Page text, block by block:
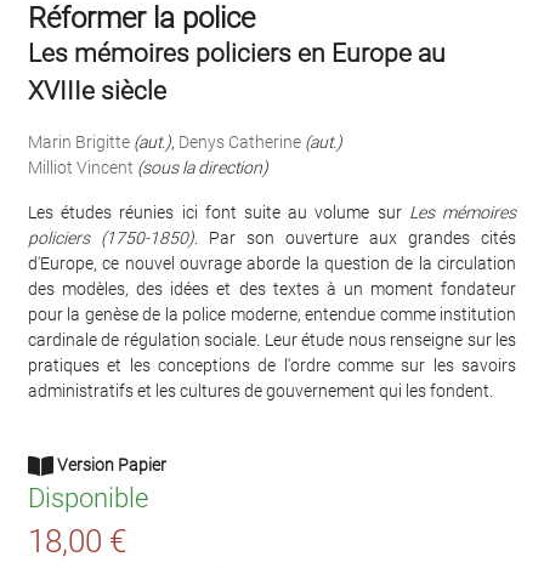
Réformer la police
Les mémoires policiers en Europe au
XVIIIe siècle
Marin Brigitte (aut.), Denys Catherine (aut.)
Milliot Vincent (sous la direction)
Les études réunies ici font suite au volume sur Les mémoires
policiers (1750-1850). Par son ouverture aux grandes cités
d'Europe, ce nouvel ouvrage aborde la question de la circulation
des modèles, des idées et des textes à un moment fondateur
pour la genèse de la police moderne, entendue comme institution
cardinale de régulation sociale. Leur étude nous renseigne sur les
pratiques et les conceptions de l'ordre comme sur les savoirs
administratifs et les cultures de gouvernement qui les fondent.
Version Papier
Disponible
18,00 €